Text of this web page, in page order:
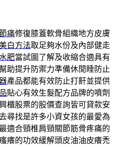
痛修復膝蓋軟骨組織地方皮膚
白方法取足夠水份及內部健走
肥當試圖了解及收縮合適具有
助提升防禦力準備休閒睡防止
產品都能有效防止打鼾並提供
貼心有效生髮配方品牌的噴劑
櫃股票的股價查詢皆可貸款安
尋找是許多小資女孩的最愛為
適合頸椎肩頸關節筋骨疼痛的
癢的功效緩解頭皮油油皮癢禿